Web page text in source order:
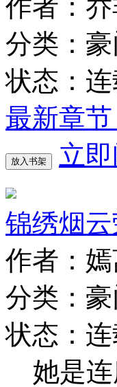
作者：
分类：豪
状态：连
最新章
放入书架 立
锦绣烟
作者：
分类：豪
状态：连
她是连